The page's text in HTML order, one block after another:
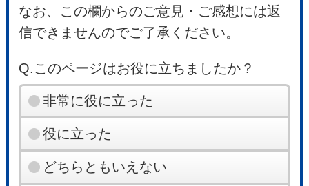
なお、この欄からのご意見・ご感想には返
信できませんのでご了承ください。
Q.このページはお役に立ちましたか？
非常に役に立った
役に立った
どちらともいえない